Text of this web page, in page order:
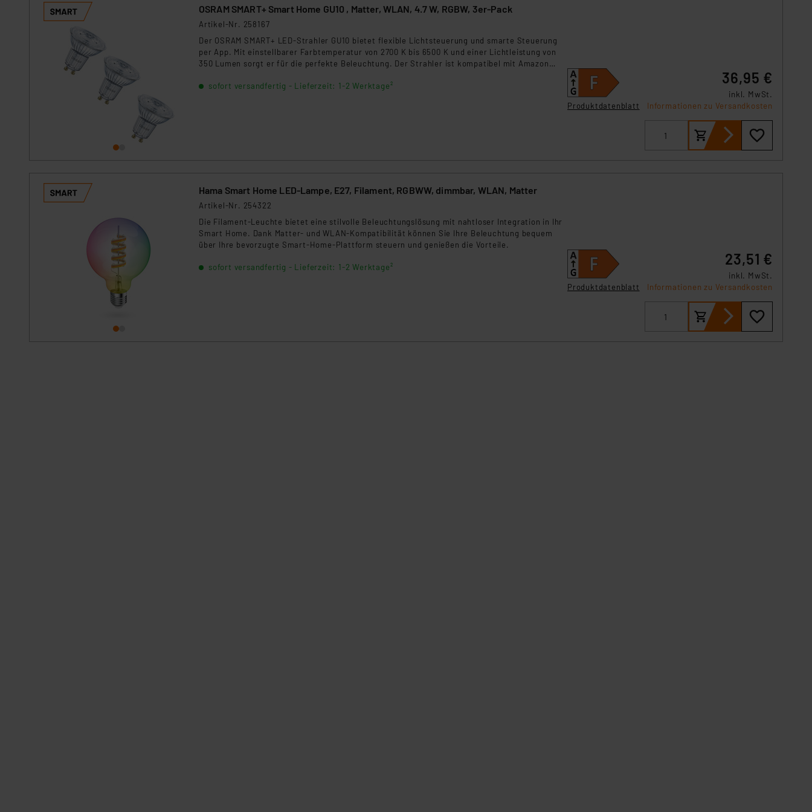
Für die USA besteht kein Angemessenheitsbeschluss der EU. Dies bedeutet, dass die USA als Land mit unzureichendem
Datenschutz nach EU-Standards eingestuft wird. So besteht etwa das Risiko, dass US-Behörden personenbezogene
Daten in Überwachungsprogrammen verarbeiten, ohne dass hiergegen Klagemöglichkeiten für Europäer bestehen.
Unsere Kooperation mit diesen Dienstleistern stützt sich auf die Standarddatenschutzklauseln der Europäischen
Kommission sowie einer eigenen Beurteilung der mit der Datenübermittlung, insbesondere der Art der übermittelten
Daten, verbundenen Risiken.“
Impressum
OSRAM SMART+ Smart Home GU10 , Matter, WLAN, 4.7 W, RGBW, 3er-Pack
Artikel-Nr. 258167
Der OSRAM SMART+ LED-Strahler GU10 bietet flexible Lichtsteuerung und smarte Steuerung
per App. Mit einstellbarer Farbtemperatur von 2700 K bis 6500 K und einer Lichtleistung von
350 Lumen sorgt er für die perfekte Beleuchtung. Der Strahler ist kompatibel mit Amazon
sofort versandfertig - Lieferzeit: 1-2 Werktage²
Produktdatenblatt
36,95 €
inkl. MwSt.
Informationen zu Versandkosten
Hama Smart Home LED-Lampe, E27, Filament, RGBWW, dimmbar, WLAN, Matter
Artikel-Nr. 254322
Die Filament-Leuchte bietet eine stilvolle Beleuchtungslösung mit nahtloser Integration in Ihr
Smart Home. Dank Matter- und WLAN-Kompatibilität können Sie Ihre Beleuchtung bequem
über Ihre bevorzugte Smart-Home-Plattform steuern und genießen die Vorteile.
sofort versandfertig - Lieferzeit: 1-2 Werktage²
Produktdatenblatt
23,51 €
inkl. MwSt.
Informationen zu Versandkosten